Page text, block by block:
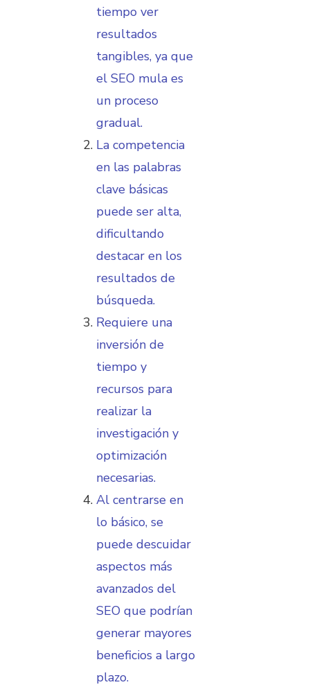
tiempo ver
resultados
tangibles, ya que
el SEO mula es
un proceso
gradual.
La competencia
en las palabras
clave básicas
puede ser alta,
dificultando
destacar en los
resultados de
búsqueda.
Requiere una
inversión de
tiempo y
recursos para
realizar la
investigación y
optimización
necesarias.
Al centrarse en
lo básico, se
puede descuidar
aspectos más
avanzados del
SEO que podrían
generar mayores
beneficios a largo
plazo.